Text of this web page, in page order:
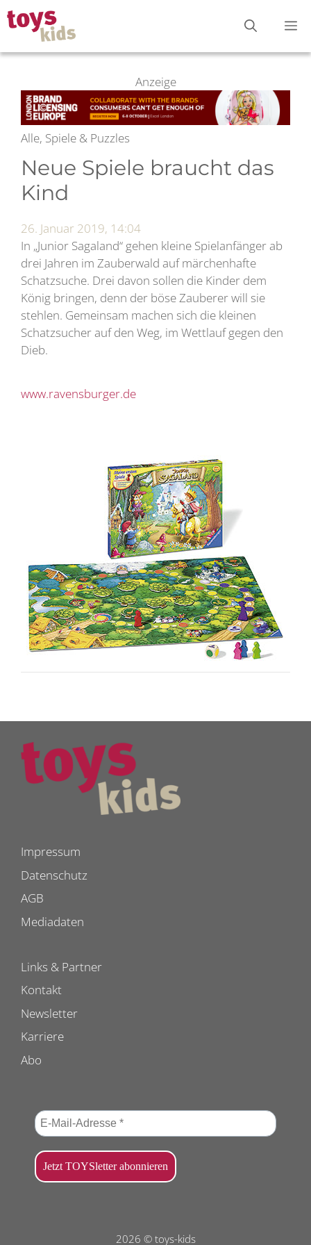
Zum
Inhalt
springen
Anzeige
Alle, Spiele & Puzzles
Neue Spiele braucht das
Kind
26. Januar 2019, 14:04
In „Junior Sagaland“ gehen kleine Spielanfänger ab
drei Jahren im Zauberwald auf märchenhafte
Schatzsuche. Drei davon sollen die Kinder dem
König bringen, denn der böse Zauberer will sie
stehlen. Gemeinsam machen sich die kleinen
Schatzsucher auf den Weg, im Wettlauf gegen den
Dieb.
www.ravensburger.de
Impressum
Datenschutz
AGB
Mediadaten
Links & Partner
Kontakt
Newsletter
Karriere
Abo
2026 © toys-kids